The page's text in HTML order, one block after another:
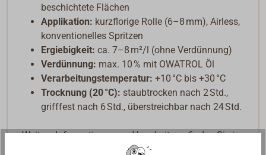
beschichtete Flächen
Applikation: kurzflorige Rolle (6–8 mm), Airless,
konventionelles Spritzen
Ergiebigkeit: ca. 7–8 m²/l (ohne Verdünnung)
Verdünnung: max. 10 % mit OWATROL Öl
Verarbeitungstemperatur: +10 °C bis +30 °C
Trocknung (20 °C): staubtrocken nach 2 Std.,
grifffest nach 6 Std., überstreichbar nach 24 Std.
Weitere Informationen zur Verarbeitung finden Sie im
Technischen Datenblatt unter "Downloads".